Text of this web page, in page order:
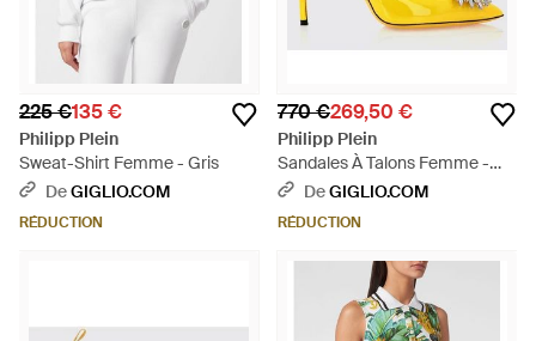
225 €135 €
Philipp Plein
Sweat-Shirt Femme - Gris
DeGIGLIO.COM
RÉDUCTION
770 €269,50 €
Philipp Plein
Sandales À Talons Femme -
Jaune
DeGIGLIO.COM
RÉDUCTION